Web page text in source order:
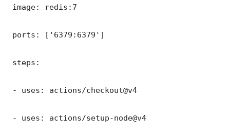
image: redis:7
ports: ['6379:6379']
steps:
- uses: actions/checkout@v4
- uses: actions/setup-node@v4